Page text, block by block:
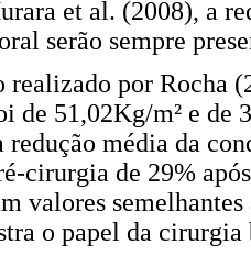
et al. (2008), a
serão sempre
realizado por Rocha
de 51,02Kg/m² e de
redução média da
cirurgia de 29%
valores
o papel da